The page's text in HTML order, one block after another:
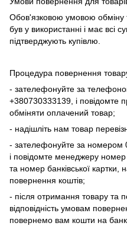
Обов'язковою умовою
був у використанні і має всі
підтверджують купівлю.
Процедура повернення
- зателефонуйте за
+380730333139, і повідомте
обміняти оплачений товар;
- надішліть нам товар
- зателефонуйте за
і повідомте менеджеру номер
та номер банківської картки,
повернення коштів;
- після отримання товару та
відповідність умовам
повернемо вам кошти на